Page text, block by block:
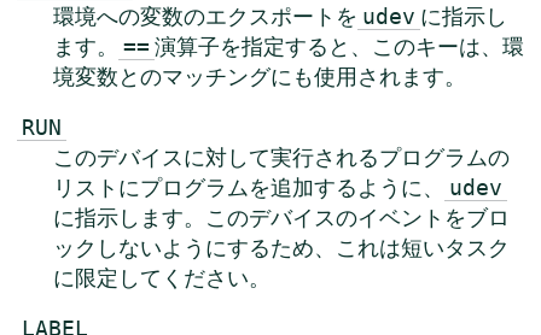
環境への変数のエクスポートを udev に指示し
ます。
== 演算子を指定すると、このキーは、環
境変数とのマッチングにも使用されます。
RUN
このデバイスに対して実行されるプログラムの
リストにプログラムを追加するように、
udev
に指示します。このデバイスのイベントをブロ
ックしないようにするため、これは短いタスク
に限定してください。
LABEL